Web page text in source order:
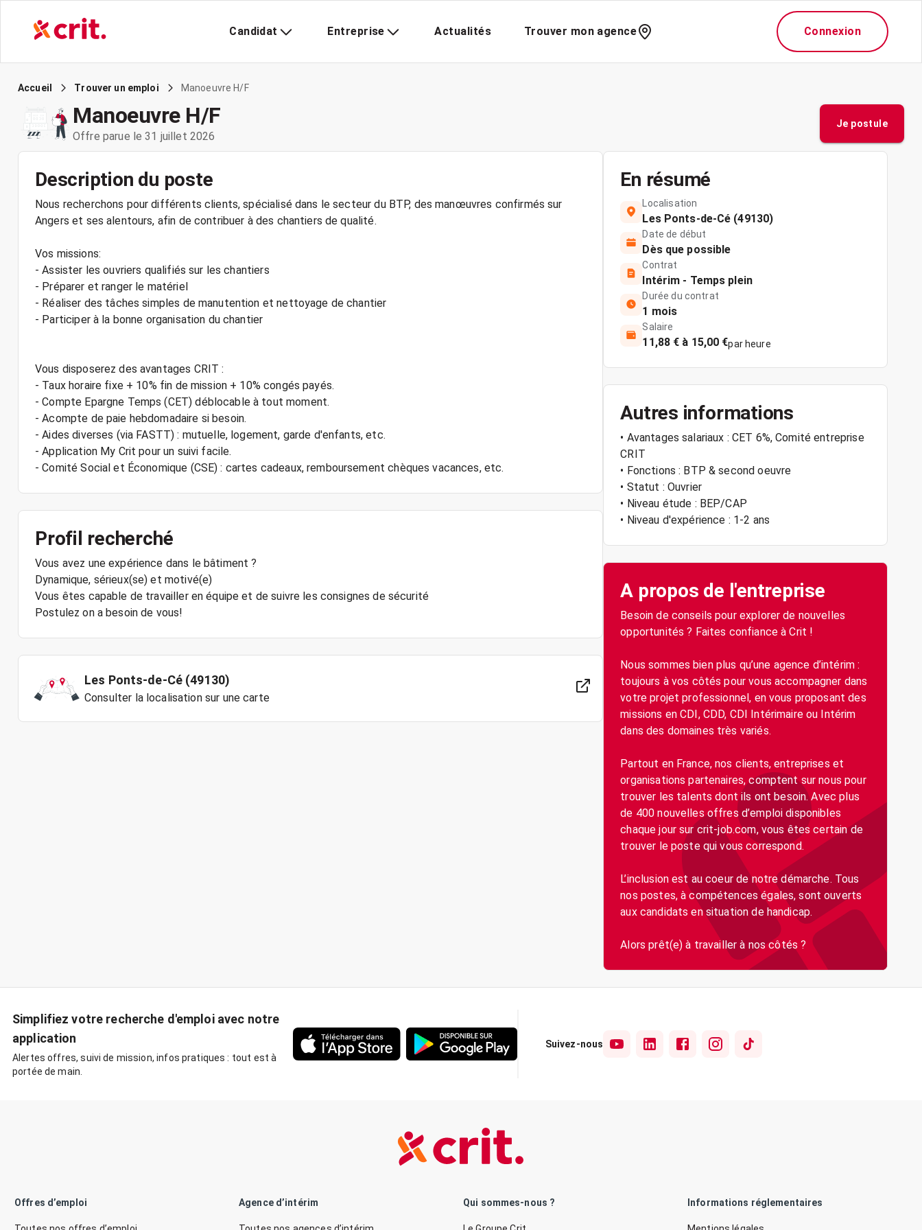
Candidat Entreprise Actualités Trouver mon agence Connexion
Accueil Trouver un emploi Manoeuvre H/F
Manoeuvre H/F
Offre parue le 31 juillet 2026
Je postule
Description du poste
Nous recherchons pour différents clients, spécialisé dans le secteur du BTP, des manœuvres confirmés sur
Angers et ses alentours, afin de contribuer à des chantiers de qualité.
Vos missions:
- Assister les ouvriers qualifiés sur les chantiers
- Préparer et ranger le matériel
- Réaliser des tâches simples de manutention et nettoyage de chantier
- Participer à la bonne organisation du chantier
Vous disposerez des avantages CRIT :
- Taux horaire fixe + 10% fin de mission + 10% congés payés.
- Compte Epargne Temps (CET) déblocable à tout moment.
- Acompte de paie hebdomadaire si besoin.
- Aides diverses (via FASTT) : mutuelle, logement, garde d'enfants, etc.
- Application My Crit pour un suivi facile.
Profil recherché
Vous avez une expérience dans le bâtiment ?
Dynamique, sérieux(se) et motivé(e)
Vous êtes capable de travailler en équipe et de suivre les consignes de sécurité
Postulez on a besoin de vous!
Les Ponts-de-Cé (49130)
Consulter la localisation sur une carte
En résumé
Localisation
Les Ponts-de-Cé (49130)
Date de début
Dès que possible
Contrat
Intérim - Temps plein
Durée du contrat
1 mois
Salaire
11,88 € à 15,00 €par heure
Autres informations
• Avantages salariaux : CET 6%, Comité entreprise
CRIT
• Fonctions : BTP & second oeuvre
• Statut : Ouvrier
• Niveau étude : BEP/CAP
• Niveau d'expérience : 1-2 ans
A propos de l'entreprise
Besoin de conseils pour explorer de nouvelles
opportunités ? Faites confiance à Crit !
Nous sommes bien plus qu’une agence d’intérim :
toujours à vos côtés pour vous accompagner dans
votre projet professionnel, en vous proposant des
missions en CDI, CDD, CDI Intérimaire ou Intérim
dans des domaines très variés.
Partout en France, nos clients, entreprises et
organisations partenaires, comptent sur nous pour
trouver les talents dont ils ont besoin. Avec plus
de 400 nouvelles offres d’emploi disponibles
chaque jour sur crit-job.com, vous êtes certain de
trouver le poste qui vous correspond.
L’inclusion est au coeur de notre démarche. Tous
nos postes, à compétences égales, sont ouverts
aux candidats en situation de handicap.
Simplifiez votre recherche d'emploi avec notre
application
Alertes offres, suivi de mission, infos pratiques : tout est à
portée de main.
Suivez-nous
Offres d’emploi Agence d’intérim Qui sommes-nous ? Informations réglementaires